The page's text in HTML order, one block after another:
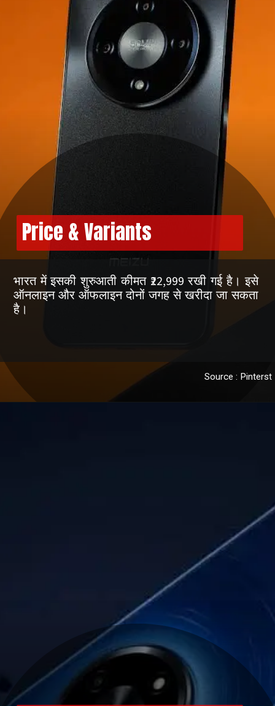
Price & Variants
भारत में इसकी शुरुआती कीमत ₹22,999 रखी गई है। इसे
ऑनलाइन और ऑफलाइन दोनों जगह से खरीदा जा सकता
है।
Source : Pinterst